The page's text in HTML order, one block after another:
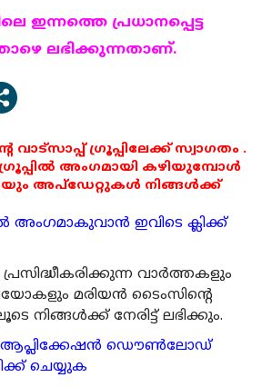
ഇന്നത്തെ പ്രധാനപ്പെട്ട
ലഭിക്കുന്നതാണ്.
വാട്സാപ്പ് ഗ്രൂപ്പിലേക്ക് സ്വാഗതം .
ഗ്രൂപ്പിൽ അംഗമായി കഴിയുമ്പോൾ
അപ്ഡേറ്റുകൾ നിങ്ങൾക്ക്
അംഗമാകുവാൻ ഇവിടെ ക്ലിക്ക്
വാര്‍ത്തകളും
മരിയന്‍ ടൈംസിന്റെ
നേരിട്ട് ലഭിക്കും.
ആപ്ലിക്കേഷന്‍ ഡൌണ്‍ലോഡ്
ചെയ്യുക